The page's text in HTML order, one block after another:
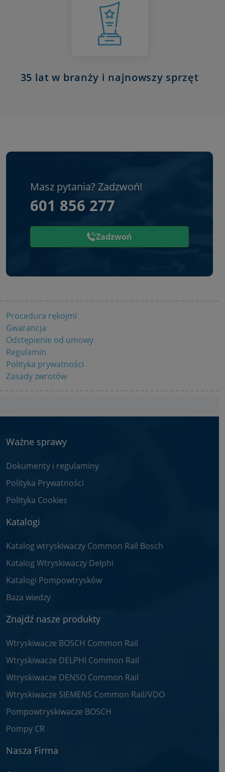
35 lat w branży i najnowszy sprzęt
Masz pytania? Zadzwoń!
601 856 277
Zadzwoń
Procedura rękojmi
Gwarancja
Odstępienie od umowy
Regulamin
Polityka prywatności
Zasady zwrotów
Ważne sprawy
Dokumenty i regulaminy
Polityka Prywatności
Polityka Cookies
Katalogi
Katalog wtryskiwaczy Common Rail Bosch
Katalog Wtryskiwaczy Delphi
Katalogi Pompowtrysków
Baza wiedzy
Znajdź nasze produkty
Wtryskiwacze BOSCH Common Rail
Wtryskiwacze DELPHI Common Rail
Wtryskiwacze DENSO Common Rail
Wtryskiwacze SIEMENS Common Rail/VDO
Pompowtryskiwacze BOSCH
Pompy CR
Nasza Firma